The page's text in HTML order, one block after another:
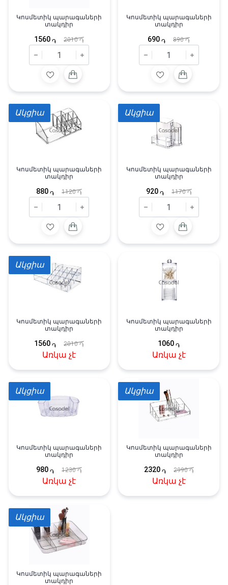
Կոսմետիկ պարագաների
տակդիր
1560֏ 2010֏
Կոսմետիկ պարագաների
տակդիր
690 ֏ 890֏
Կոսմետիկ պարագաների
տակդիր
880֏ 1120֏
Ակցիա
Կոսմետիկ պարագաների
տակդիր
920 ֏ 1170֏
Ակցիա
Կոսմետիկ պարագաների
տակդիր
1560֏ 2010֏
Առկա չէ
Ակցիա
Կոսմետիկ պարագաների
տակդիր
1060 ֏
Առկա չէ
Կոսմետիկ պարագաների
տակդիր
980֏ 1230֏
Առկա չէ
Ակցիա
Կոսմետիկ պարագաների
տակդիր
2320 ֏ 2990֏
Առկա չէ
Ակցիա
Կոսմետիկ պարագաների
տակդիր
Ակցիա